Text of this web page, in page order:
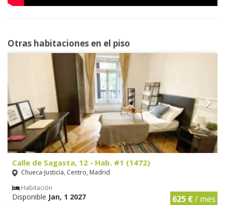
Otras habitaciones en el piso
Calle de Sagasta, 12 - Hab. #1 (1472)
Chueca-Justicia, Centro, Madrid
Habitación
Disponible Jan, 1 2027 625 €/ mes